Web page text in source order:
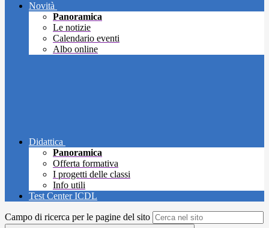
Novità
Panoramica
Le notizie
Calendario eventi
Albo online
Didattica
Panoramica
Offerta formativa
I progetti delle classi
Info utili
Test Center ICDL
Campo di ricerca per le pagine del sito